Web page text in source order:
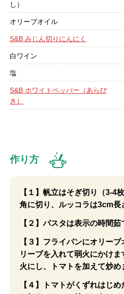
し）
オリーブオイル
S&B みじん切りにんにく
白ワイン
塩
S&B ホワイトペッパー（あらび
き）
作り方
【１】帆立はそぎ切り（3-4
角に切り、ルッコラは3cm長
【２】パスタは表示の時間茹
【３】フライパンにオリー
リーブを入れて弱火にかけ
火にし、トマトを加えて炒め
【４】トマトがくずれはじ